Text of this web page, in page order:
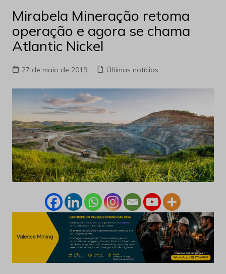
Mirabela Mineração retoma
operação e agora se chama
Atlantic Nickel
27 de maio de 2019 Últimas notícias